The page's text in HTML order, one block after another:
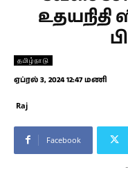
தமிழ்நாடு
ஏப்ரல் 3, 2024 12:47 மணி
Raj
Facebook